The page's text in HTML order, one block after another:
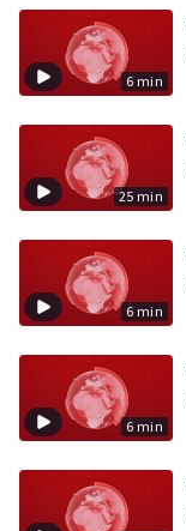
6 min
25 min
6 min
6 min